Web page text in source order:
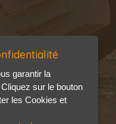
garantir la
sur le bouton
les Cookies et